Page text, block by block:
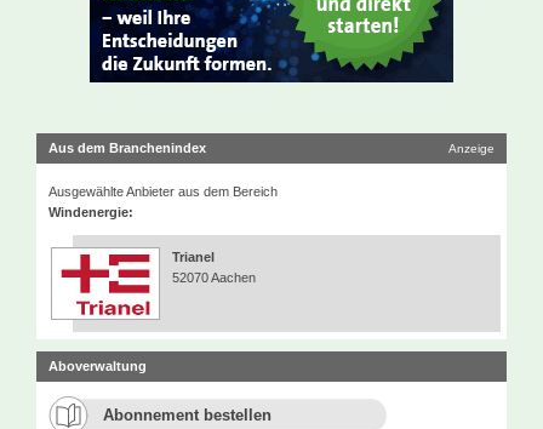
Aus dem Branchenindex Anzeige
Ausgewählte Anbieter aus dem Bereich
Windenergie:
Trianel
52070 Aachen
Aboverwaltung
Abonnement bestellen